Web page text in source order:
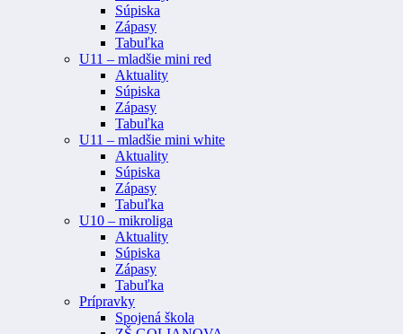
Súpiska
Zápasy
Tabuľka
U11 – mladšie mini red
Aktuality
Súpiska
Zápasy
Tabuľka
U11 – mladšie mini white
Aktuality
Súpiska
Zápasy
Tabuľka
U10 – mikroliga
Aktuality
Súpiska
Zápasy
Tabuľka
Prípravky
Spojená škola